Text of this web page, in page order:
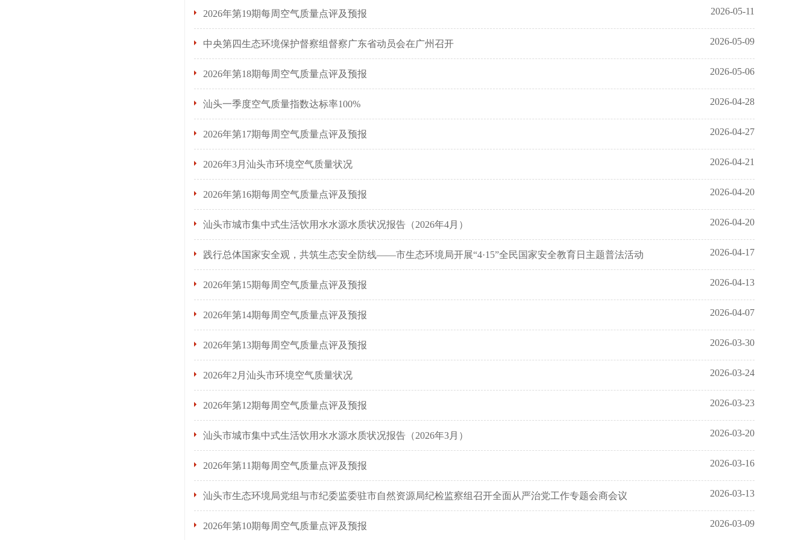
2026年第19期每周空气质量点评及预报 2026-05-11
中央第四生态环境保护督察组督察广东省动员会在广州召开 2026-05-09
2026年第18期每周空气质量点评及预报 2026-05-06
汕头一季度空气质量指数达标率100% 2026-04-28
2026年第17期每周空气质量点评及预报 2026-04-27
2026年3月汕头市环境空气质量状况 2026-04-21
2026年第16期每周空气质量点评及预报 2026-04-20
汕头市城市集中式生活饮用水水源水质状况报告（2026年4月） 2026-04-20
践行总体国家安全观，共筑生态安全防线——市生态环境局开展“4·15”全民国家安全教育日主题普法活动 2026-04-17
2026年第15期每周空气质量点评及预报 2026-04-13
2026年第14期每周空气质量点评及预报 2026-04-07
2026年第13期每周空气质量点评及预报 2026-03-30
2026年2月汕头市环境空气质量状况 2026-03-24
2026年第12期每周空气质量点评及预报 2026-03-23
汕头市城市集中式生活饮用水水源水质状况报告（2026年3月） 2026-03-20
2026年第11期每周空气质量点评及预报 2026-03-16
汕头市生态环境局党组与市纪委监委驻市自然资源局纪检监察组召开全面从严治党工作专题会商会议 2026-03-13
2026年第10期每周空气质量点评及预报 2026-03-09